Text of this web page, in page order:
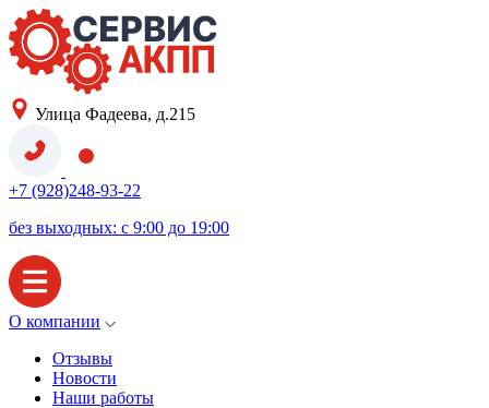
Улица Фадеева, д.215
+7 (928)248-93-22
без выходных: с 9:00 до 19:00
О компании
Отзывы
Новости
Наши работы